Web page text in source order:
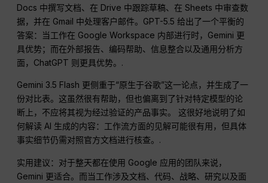
Docs 中撰写文档、在 Drive 中跟踪草稿、在 Sheets 中审查数
据，并在 Gmail 中处理客户邮件。GPT-5.5 给出了一个平衡的
答案：当工作在 Google Workspace 内部进行时，Gemini 更
具优势；而在外部报告、编码帮助、信息整合以及通用分析方
面，ChatGPT 则更具优势。.
Gemini 3.5 Flash 更侧重于“原生于谷歌”这一论点，并生成了一
份对比表。这虽然很有帮助，但也偏离到了针对特定模型的论
断上，不应将其视为经过验证的产品事实。 这很好地说明了如
何解读 AI 生成的内容：工作流方面的见解可能很有用，但具体
事实细节仍需对照官方文档进行核查。.
实用建议：对于整天都在使用 Google 应用的团队来说，
Gemini 更适合。而当工作涉及文档、代码、战略、研究以及面